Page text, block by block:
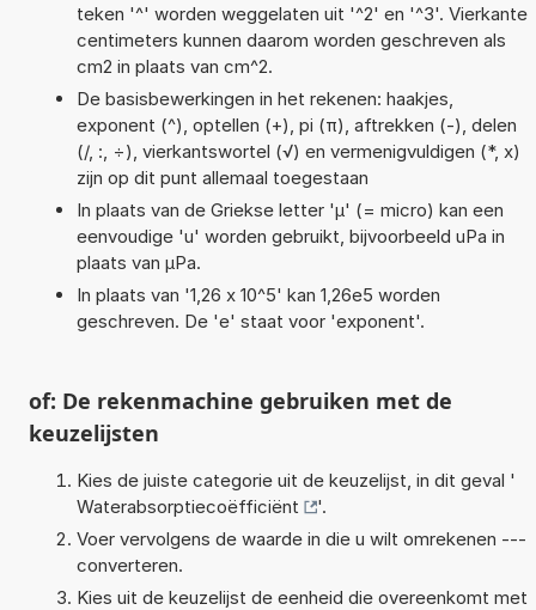
teken '^' worden weggelaten uit '^2' en '^3'. Vierkante
centimeters kunnen daarom worden geschreven als
cm2 in plaats van cm^2.
De basisbewerkingen in het rekenen: haakjes,
exponent (^), optellen (+), pi (π), aftrekken (-), delen
(/, :, ÷), vierkantswortel (√) en vermenigvuldigen (*, x)
zijn op dit punt allemaal toegestaan
In plaats van de Griekse letter 'µ' (= micro) kan een
eenvoudige 'u' worden gebruikt, bijvoorbeeld uPa in
plaats van µPa.
In plaats van '1,26 x 10^5' kan 1,26e5 worden
geschreven. De 'e' staat voor 'exponent'.
of: De rekenmachine gebruiken met de
keuzelijsten
Kies de juiste categorie uit de keuzelijst, in dit geval '
Waterabsorptiecoëfficiënt
'.
Voer vervolgens de waarde in die u wilt omrekenen ---
converteren.
Kies uit de keuzelijst de eenheid die overeenkomt met